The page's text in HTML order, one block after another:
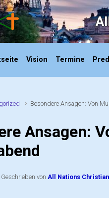
Vision Termine
Besondere Ansagen: Von
Ansagen:
Geschrieben von All Nations